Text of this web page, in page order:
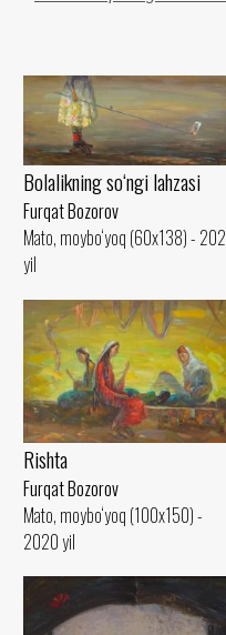
Bolalikning so‘ngi lahzasi
Furqat Bozorov
Mato, moybo‘yoq (60x138) -
yil
Rishta
Furqat Bozorov
Mato, moybo‘yoq (100x150) -
2020 yil